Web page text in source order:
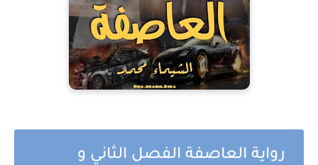
رواية العاصفة الفصل الثاني و